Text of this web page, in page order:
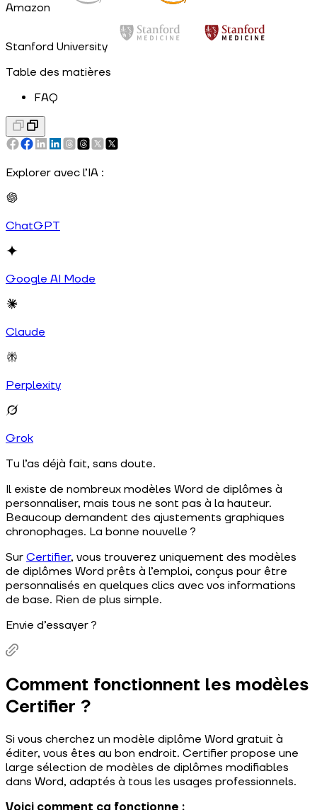
Amazon
Stanford University
Table des matières
FAQ
Explorer avec l’IA :
ChatGPT
Google AI Mode
Claude
Perplexity
Grok
Tu l’as déjà fait, sans doute.
Il existe de nombreux modèles Word de diplômes à
personnaliser, mais tous ne sont pas à la hauteur.
Beaucoup demandent des ajustements graphiques
chronophages. La bonne nouvelle ?
Sur Certifier, vous trouverez uniquement des modèles
de diplômes Word prêts à l’emploi, conçus pour être
personnalisés en quelques clics avec vos informations
de base. Rien de plus simple.
Envie d’essayer ?
Comment fonctionnent les modèles
Certifier ?
Si vous cherchez un modèle diplôme Word gratuit à
éditer, vous êtes au bon endroit. Certifier propose une
large sélection de modèles de diplômes modifiables
dans Word, adaptés à tous les usages professionnels.